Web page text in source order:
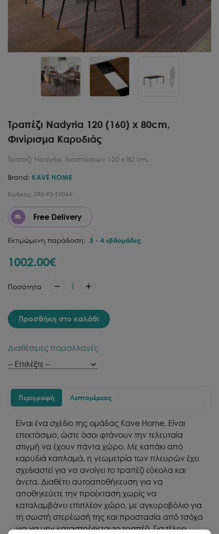
Τραπέζι Nadyria 120 (160) x 80cm,
Φινίρισμα Καρυδιάς
Τραπέζι Nadyria, διαστάσεων 120 x 80 cm.
Brand: KAVE HOME
Κωδικός: 395-93-10044
Free Delivery
Εκτιμώμενη παράδοση: 3 - 4 εβδομάδες
1002.00€
Ποσότητα 1
Προσθήκη στο καλάθι
Διαθέσιμες παραλλαγές
Περιγραφή Λεπτομέρειες
Είναι ένα σχέδιο της ομάδας Kave Home. Είναι
επεκτάσιμο, ώστε όσοι φτάνουν την τελευταία
στιγμή να έχουν πάντα χώρο. Με καπάκι από
καρυδιά καπλαμά, η γεωμετρία των πλευρών έχει
σχεδιαστεί για να ανοίγει το τραπέζι εύκολα και
άνετα. Διαθέτει αυτοαποθήκευση για να
αποθηκεύετε την προέκταση χωρίς να
καταλαμβάνει επιπλέον χώρο, με αγκυροβόλιο για
τη σωστή στερέωσή της και προστασία από τσόχα
για να μην καταστρέφεται το τραπέζι. Για τέλειο